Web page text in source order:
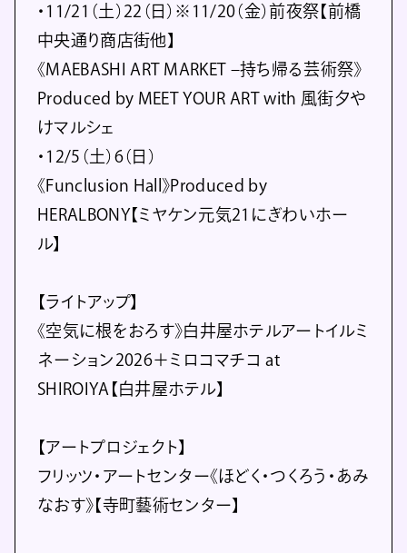
・11/21（土）22（日）※11/20（金）前夜祭【前橋
中央通り商店街他】
《MAEBASHI ART MARKET –持ち帰る芸術祭》
Produced by MEET YOUR ART with 風街夕や
けマルシェ
・12/5（土）6（日）
《Funclusion Hall》Produced by
HERALBONY【ミヤケン元気21にぎわいホー
ル】
【ライトアップ】
《空気に根をおろす》白井屋ホテルアートイルミ
ネーション2026＋ミロコマチコ at
SHIROIYA【白井屋ホテル】
【アートプロジェクト】
フリッツ・アートセンター《ほどく・つくろう・あみ
なおす》【寺町藝術センター】